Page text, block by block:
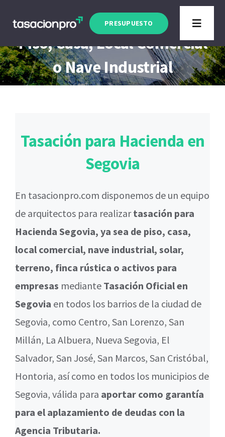
Toggle
Tipo de Inmueble
Finalidad
PRESUPUESTO
Tasación Hacienda Segovia
Piso, Casa, Local Comercial
o Nave Industrial
Tasación para Hacienda en
Segovia
En tasacionpro.com disponemos de un equipo
de arquitectos para realizartasación para
Hacienda Segovia, ya sea de piso, casa,
local comercial, nave industrial, solar,
terreno, finca rústica o activos para
empresas mediante Tasación Oficial en
Segovia en todos los barrios de la ciudad de
Segovia, como Centro, San Lorenzo, San
Millán, La Albuera, Nueva Segovia, El
Salvador, San José, San Marcos, San Cristóbal,
Hontoria, así como en todos los municipios de
Segovia, válida para aportar como garantía
para el aplazamiento de deudas con la
Agencia Tributaria.